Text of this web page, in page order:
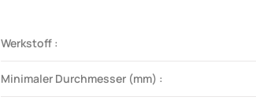
Werkstoff :
Minimaler Durchmesser (mm) :